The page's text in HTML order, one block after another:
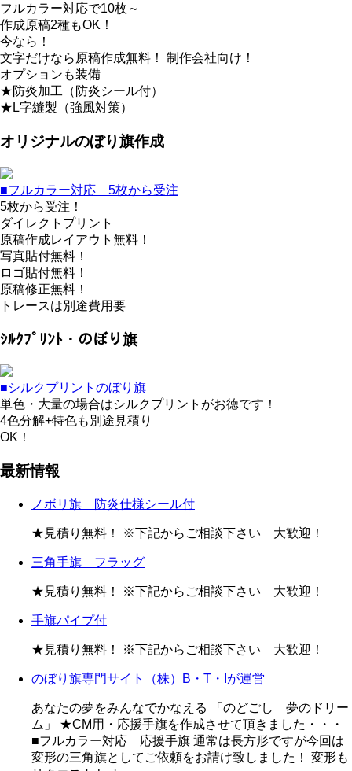
フルカラー対応で10枚～
作成原稿2種もOK！
今なら！
文字だけなら原稿作成無料！ 制作会社向け！
オプションも装備
★防炎加工（防炎シール付）
★L字縫製（強風対策）
オリジナルのぼり旗作成
■フルカラー対応 5枚から受注
5枚から受注！
ダイレクトプリント
原稿作成レイアウト無料！
写真貼付無料！
ロゴ貼付無料！
原稿修正無料！
トレースは別途費用要
ｼﾙｸﾌﾟﾘﾝﾄ・のぼり旗
■シルクプリントのぼり旗
単色・大量の場合はシルクプリントがお徳です！
4色分解+特色も別途見積り
OK！
最新情報
ノボリ旗 防炎仕様シール付
★見積り無料！ ※下記からご相談下さい 大歓迎！
三角手旗 フラッグ
★見積り無料！ ※下記からご相談下さい 大歓迎！
手旗パイプ付
★見積り無料！ ※下記からご相談下さい 大歓迎！
のぼり旗専門サイト（株）B・T・Iが運営
あなたの夢をみんなでかなえる 「のどごし 夢のドリー
ム」 ★CM用・応援手旗を作成させて頂きました・・・
■フルカラー対応 応援手旗 通常は長方形ですが今回は
変形の三角旗としてご依頼をお請け致しました！ 変形も